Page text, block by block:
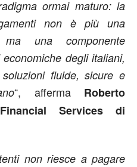
ormai maturo: la
non è più una
ma una componente
degli italiani,
fluide, sicure e
“, afferma Roberto
Services di
non riesce a pagare